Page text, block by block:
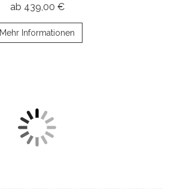
ab 439,00 €
Mehr Informationen